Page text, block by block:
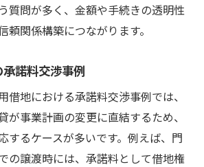
質問が多く、金額や手続きの透明性
頼関係構築につながります。
諾料交渉事例
借地における承諾料交渉事例では、
が事業計画の変更に直結するため、
するケースが多いです。例えば、門
の譲渡時には、承諾料として借地権